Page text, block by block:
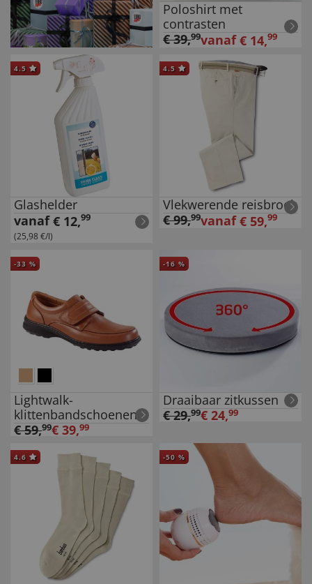
Poloshirt met
contrasten
€39,99vanaf € 14,99
4.5
Glashelder
vanaf € 12,99
(25,98 €/l)
4.5
Vlekwerende reisbroek
€99,99vanaf € 59,99
-33 %
Lightwalk-
klittenbandschoenen
€59,99€ 39,99
-16 %
Draaibaar zitkussen
€29,99€ 24,99
4.6 -50 %